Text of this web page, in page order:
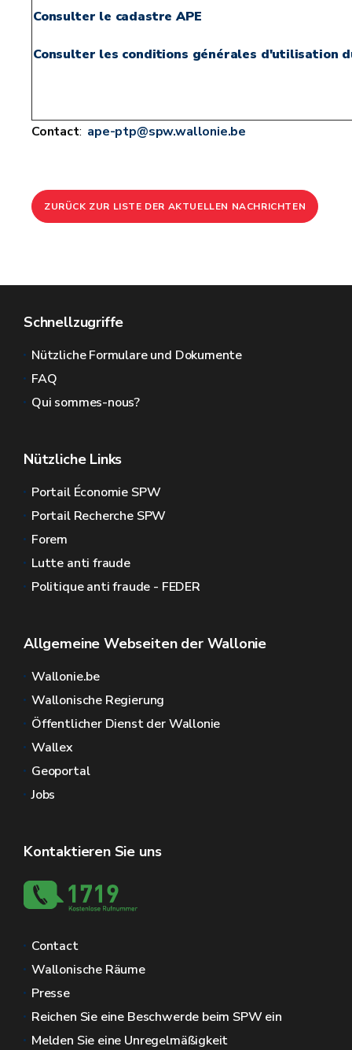
Consulter le cadastre APE
Consulter les conditions générales d'utilisation
Contact: ape-ptp@spw.wallonie.be
ZURÜCK ZUR LISTE DER AKTUELLEN NACHRICHTEN
Schnellzugriffe
Nützliche Formulare und Dokumente
FAQ
Qui sommes-nous?
Nützliche Links
Portail Économie SPW
Portail Recherche SPW
Forem
Lutte anti fraude
Politique anti fraude - FEDER
Allgemeine Webseiten der Wallonie
Wallonie.be
Wallonische Regierung
Öffentlicher Dienst der Wallonie
Wallex
Geoportal
Jobs
Kontaktieren Sie uns
Contact
Wallonische Räume
Presse
Reichen Sie eine Beschwerde beim SPW ein
Melden Sie eine Unregelmäßigkeit